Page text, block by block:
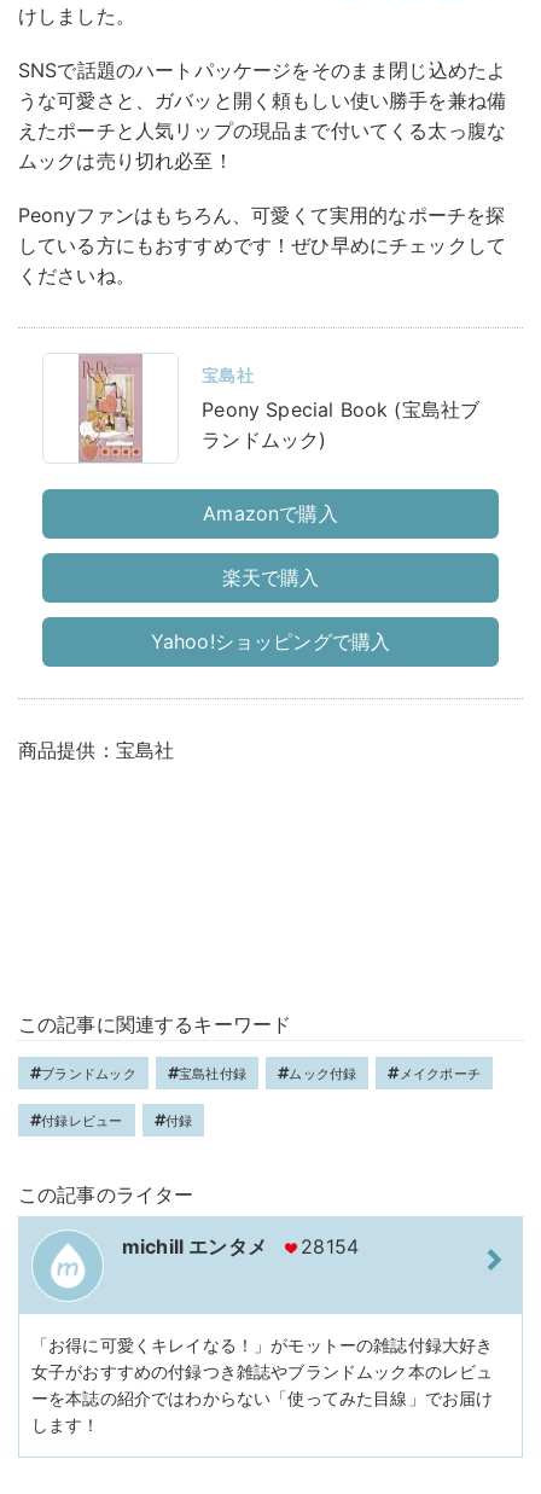
けしました。
SNSで話題のハートパッケージをそのまま閉じ込めたよ
うな可愛さと、ガバッと開く頼もしい使い勝手を兼ね備
えたポーチと人気リップの現品まで付いてくる太っ腹な
ムックは売り切れ必至！
Peonyファンはもちろん、可愛くて実用的なポーチを探
している方にもおすすめです！ぜひ早めにチェックして
くださいね。
宝島社
Peony Special Book (宝島社ブ
ランドムック)
Amazonで購入
楽天で購入
Yahoo!ショッピングで購入
商品提供：宝島社
この記事に関連するキーワード
ブランドムック 宝島社付録 ムック付録 メイクポーチ
付録レビュー 付録
この記事のライター
michill エンタメ 28154
「お得に可愛くキレイなる！」がモットーの雑誌付録大好き
女子がおすすめの付録つき雑誌やブランドムック本のレビュ
ーを本誌の紹介ではわからない「使ってみた目線」でお届け
します！